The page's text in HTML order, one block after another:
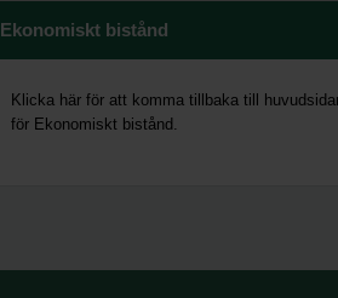
Ekonomiskt bistånd
Klicka här för att komma tillbaka till
för Ekonomiskt bistånd.